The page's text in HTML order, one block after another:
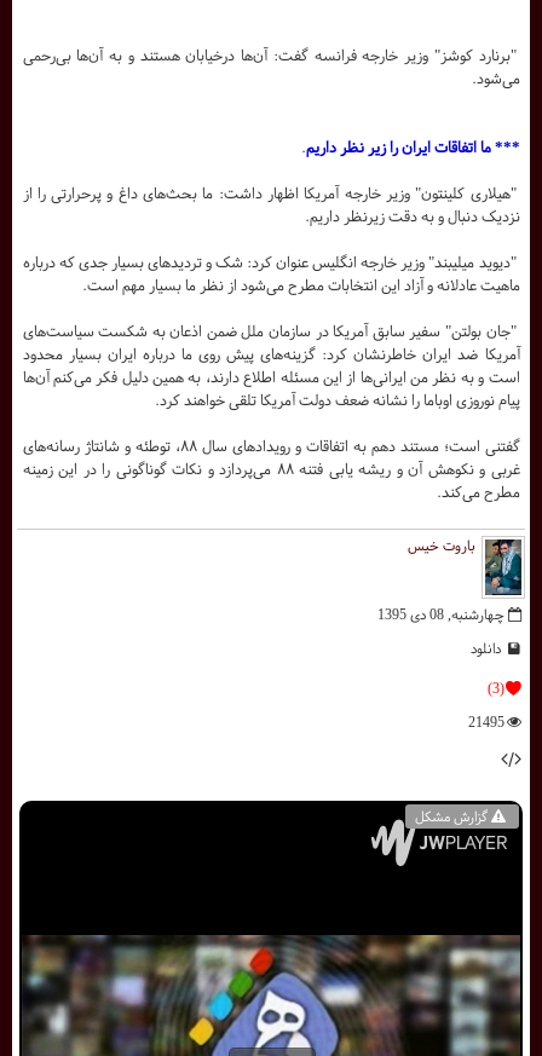
گزارش مشکل
باروت خیس
چهارشنبه, 08 دی 1395
دانلود
(3)
21495
"برنارد کوشز" وزیر خارجه فرانسه گفت: آن‌ها درخیابان هستند و به آن‌ها بی‌رحمی
می‌شود.
*** ما اتفاقات ایران را زیر نظر داریم.
"هیلاری کلینتون" وزیر خارجه آمریکا اظهار داشت: ما بحث‌های داغ و پرحرارتی را از
نزدیک دنبال و به دقت زیرنظر داریم.
"دیوید میلیبند" وزیر خارجه انگلیس عنوان کرد: شک و تردیدهای بسیار جدی که درباره
ماهیت عادلانه و آزاد این انتخابات مطرح می‌شود از نظر ما بسیار مهم است.
"جان بولتن" سفیر سابق آمریکا در سازمان ملل ضمن اذعان به شکست سیاست‌های
آمریکا ضد ایران خاطرنشان کرد: گزینه‌های پیش روی ما درباره ایران بسیار محدود
است و به نظر من ایرانی‌ها از این مسئله اطلاع دارند، به همین دلیل فکر می‌کنم آن‌ها
پیام نوروزی اوباما را نشانه ضعف دولت آمریکا تلقی خواهند کرد.
گفتنی است؛ مستند دهم به اتفاقات و رویدادهای سال ۸۸، توطئه و شانتاژ رسانه‌های
غربی و نکوهش آن و ریشه یابی فتنه ۸۸ می‌پردازد و نکات گوناگونی را در این زمینه
مطرح می‌کند.